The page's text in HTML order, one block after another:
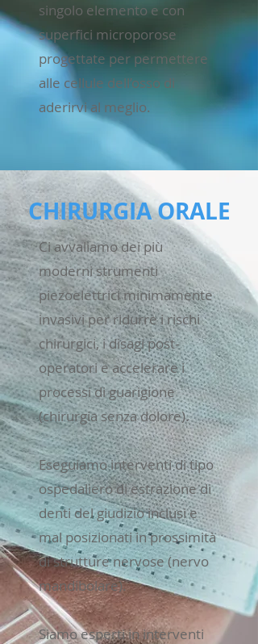
singolo elemento e con
superfici microporose
progettate per permettere
alle cellule dell’osso di
aderirvi al meglio.
CHIRURGIA ORALE
Ci avvaliamo dei più
moderni strumenti
piezoelettrici minimamente
invasivi per ridurre i rischi
chirurgici, i disagi post-
operatori e accelerare i
processi di guarigione
(chirurgia senza dolore).
Eseguiamo interventi di tipo
ospedaliero di estrazione di
denti del giudizio inclusi e
mal posizionati in prossimità
di strutture nervose (nervo
mandibolare).
Siamo esperti in interventi